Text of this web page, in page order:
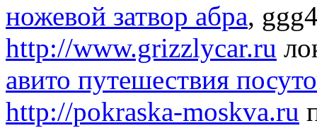
ножевой затвор абра,
http://www.grizzlycar.ru
авито путешествия
http://pokraska-moskva.ru